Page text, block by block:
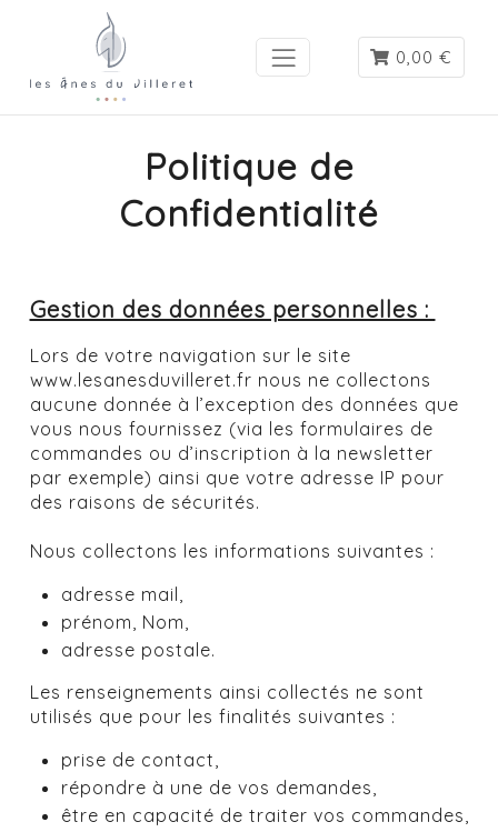
0,00 €
Politique de
Confidentialité
Gestion des données personnelles :
Lors de votre navigation sur le site
www.lesanesduvilleret.fr nous ne collectons
aucune donnée à l’exception des données que
vous nous fournissez (via les formulaires de
commandes ou d’inscription à la newsletter
par exemple) ainsi que votre adresse IP pour
des raisons de sécurités.
Nous collectons les informations suivantes :
adresse mail,
prénom, Nom,
adresse postale.
Les renseignements ainsi collectés ne sont
utilisés que pour les finalités suivantes :
prise de contact,
répondre à une de vos demandes,
être en capacité de traiter vos commandes,